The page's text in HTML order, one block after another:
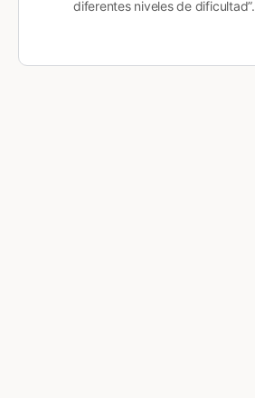
diferentes niveles de dificultad”.